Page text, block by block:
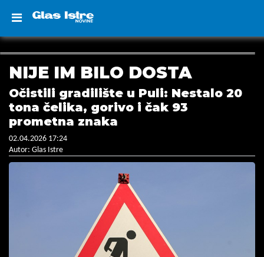
NIJE IM BILO DOSTA
Očistili gradilište u Puli: Nestalo 20
tona čelika, gorivo i čak 93
prometna znaka
02.04.2026 17:24
Autor: Glas Istre